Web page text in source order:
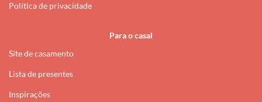
Política de privacidade
Para o casal
Site de casamento
Lista de presentes
Inspirações